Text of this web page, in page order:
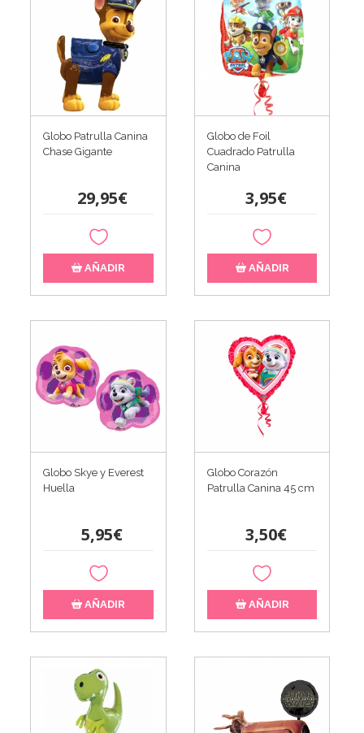
Globo Patrulla Canina
Chase Gigante
29,95€
AÑADIR
Globo de Foil
Cuadrado Patrulla
Canina
3,95€
AÑADIR
Globo Skye y Everest
Huella
5,95€
AÑADIR
Globo Corazón
Patrulla Canina 45 cm
3,50€
AÑADIR